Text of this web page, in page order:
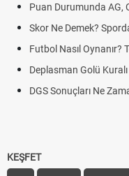
Puan Durumunda AG,
Skor Ne Demek?
Futbol Nasıl Oynanır?
Deplasman Golü
DGS Sonuçları Ne
KEŞFET